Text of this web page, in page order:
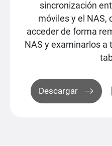
sincronización
móviles y el NAS,
acceder de forma
NAS y examinarlos
Descargar